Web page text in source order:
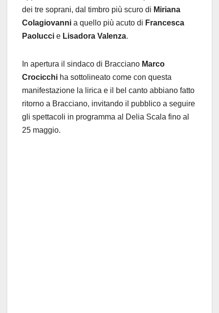
dei tre soprani, dal timbro più scuro di Miriana
Colagiovanni a quello più acuto di Francesca
Paolucci e Lisadora Valenza.
In apertura il sindaco di Bracciano Marco
Crocicchi ha sottolineato come con questa
manifestazione la lirica e il bel canto abbiano fatto
ritorno a Bracciano, invitando il pubblico a seguire
gli spettacoli in programma al Delia Scala fino al
25 maggio.